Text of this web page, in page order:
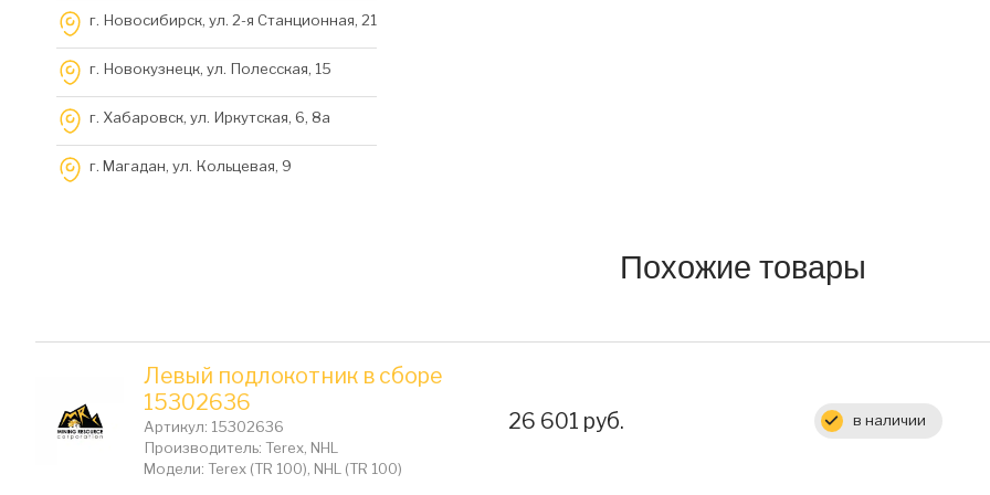
г. Новосибирск, ул. 2-я Станционная, 21
г. Новокузнецк, ул. Полесская, 15
г. Хабаровск, ул. Иркутская, 6, 8a
г. Магадан, ул. Кольцевая, 9
Похожие товары
Левый подлокотник в сборе
15302636
Артикул: 15302636
Производитель: Terex, NHL
Модели: Terex (TR 100), NHL (TR 100)
Цена:
26 601 руб. в наличии